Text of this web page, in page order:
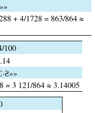
+ 4/1728 = 863/864 ≈
100
= 3 121/864 ≈ 3.14005